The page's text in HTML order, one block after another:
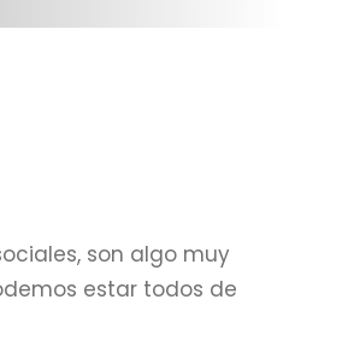
son algo muy
estar todos de